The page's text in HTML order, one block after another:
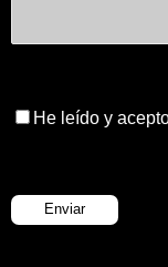
He leído y